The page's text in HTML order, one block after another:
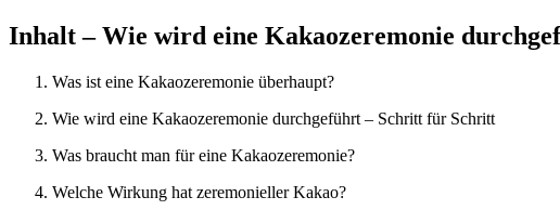
Inhalt – Wie wird eine Kakaozeremonie
Was ist eine Kakaozeremonie überhaupt?
Wie wird eine Kakaozeremonie durchgeführt – Schritt für Schritt
Was braucht man für eine Kakaozeremonie?
Welche Wirkung hat zeremonieller Kakao?